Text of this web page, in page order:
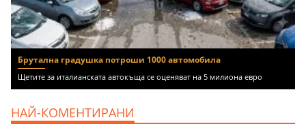
Брутална градушка потроши 1000 автомобила
Щетите за италианската автокъща се оценяват на 5 милиона евро
НАЙ-КОМЕНТИРАНИ